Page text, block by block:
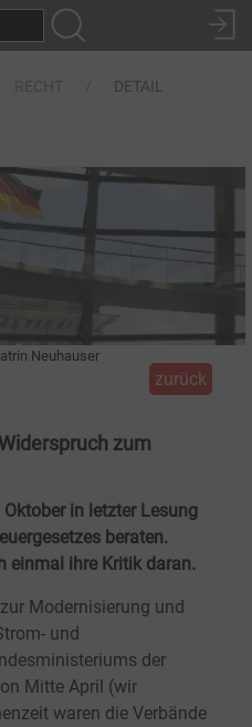
DETAIL
Neuhauser
zurück
zum
in letzter Lesung
beraten.
einmal ihre Kritik daran.
Modernisierung und
und
der
Mitte April (wir
waren die Verbände